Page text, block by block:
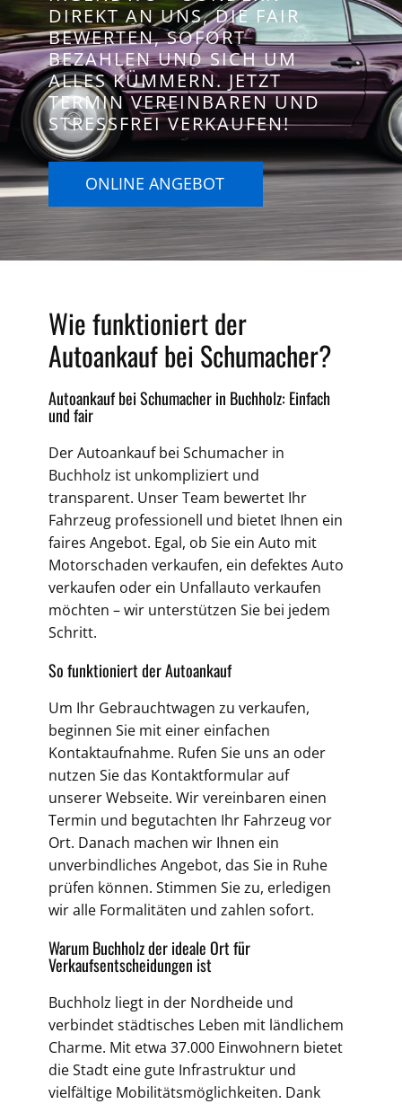
DIREKT AN UNS, DIE FAIR
BEWERTEN, SOFORT
BEZAHLEN UND SICH UM
ALLES KÜMMERN. JETZT
TERMIN VEREINBAREN UND
STRESSFREI VERKAUFEN!
ONLINE ANGEBOT
Wie funktioniert der
Autoankauf bei Schumacher?
Autoankauf bei Schumacher in Buchholz: Einfach
und fair
Der Autoankauf bei Schumacher in
Buchholz ist unkompliziert und
transparent. Unser Team bewertet Ihr
Fahrzeug professionell und bietet Ihnen ein
faires Angebot. Egal, ob Sie ein Auto mit
Motorschaden verkaufen, ein defektes Auto
verkaufen oder ein Unfallauto verkaufen
möchten – wir unterstützen Sie bei jedem
Schritt.
So funktioniert der Autoankauf
Um Ihr Gebrauchtwagen zu verkaufen,
beginnen Sie mit einer einfachen
Kontaktaufnahme. Rufen Sie uns an oder
nutzen Sie das Kontaktformular auf
unserer Webseite. Wir vereinbaren einen
Termin und begutachten Ihr Fahrzeug vor
Ort. Danach machen wir Ihnen ein
unverbindliches Angebot, das Sie in Ruhe
prüfen können. Stimmen Sie zu, erledigen
wir alle Formalitäten und zahlen sofort.
Warum Buchholz der ideale Ort für
Verkaufsentscheidungen ist
Buchholz liegt in der Nordheide und
verbindet städtisches Leben mit ländlichem
Charme. Mit etwa 37.000 Einwohnern bietet
die Stadt eine gute Infrastruktur und
vielfältige Mobilitätsmöglichkeiten. Dank